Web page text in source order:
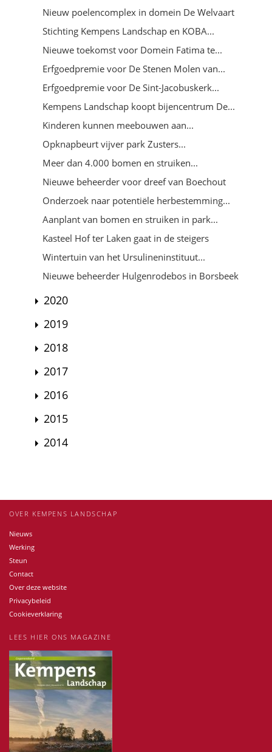
Nieuw poelencomplex in domein De Welvaart
Stichting Kempens Landschap en KOBA...
Nieuwe toekomst voor Domein Fatima te...
Erfgoedpremie voor De Stenen Molen van...
Erfgoedpremie voor De Sint-Jacobuskerk...
Kempens Landschap koopt bijencentrum De...
Kinderen kunnen meebouwen aan...
Opknapbeurt vijver park Zusters...
Meer dan 4.000 bomen en struiken...
Nieuwe beheerder voor dreef van Boechout
Onderzoek naar potentiële herbestemming...
Aanplant van bomen en struiken in park...
Kasteel Hof ter Laken gaat in de steigers
Wintertuin van het Ursulineninstituut...
Nieuwe beheerder Hulgenrodebos in Borsbeek
2020
2019
2018
2017
2016
2015
2014
OVER KEMPENS LANDSCHAP
Nieuws
Werking
Steun
Contact
Over deze website
Privacybeleid
Cookieverklaring
LEES HIER ONS MAGAZINE